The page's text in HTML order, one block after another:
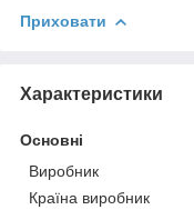
Приховати
Характеристики
Основні
Виробник
Країна виробник